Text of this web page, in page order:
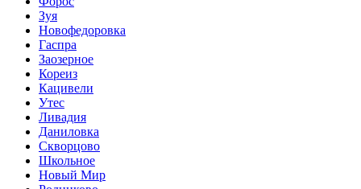
Зуя
Новофедоровка
Гаспра
Заозерное
Кореиз
Кацивели
Утес
Ливадия
Даниловка
Скворцово
Школьное
Новый Мир